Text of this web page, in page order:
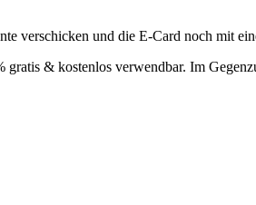
verschicken und die E-Card noch mit
& kostenlos verwendbar. Im